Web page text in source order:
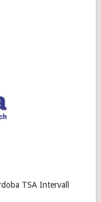
TSA Intervall